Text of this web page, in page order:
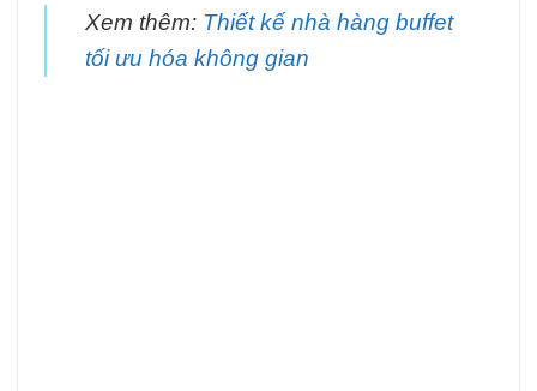
Xem thêm: Thiết kế nhà hàng buffet
tối ưu hóa không gian